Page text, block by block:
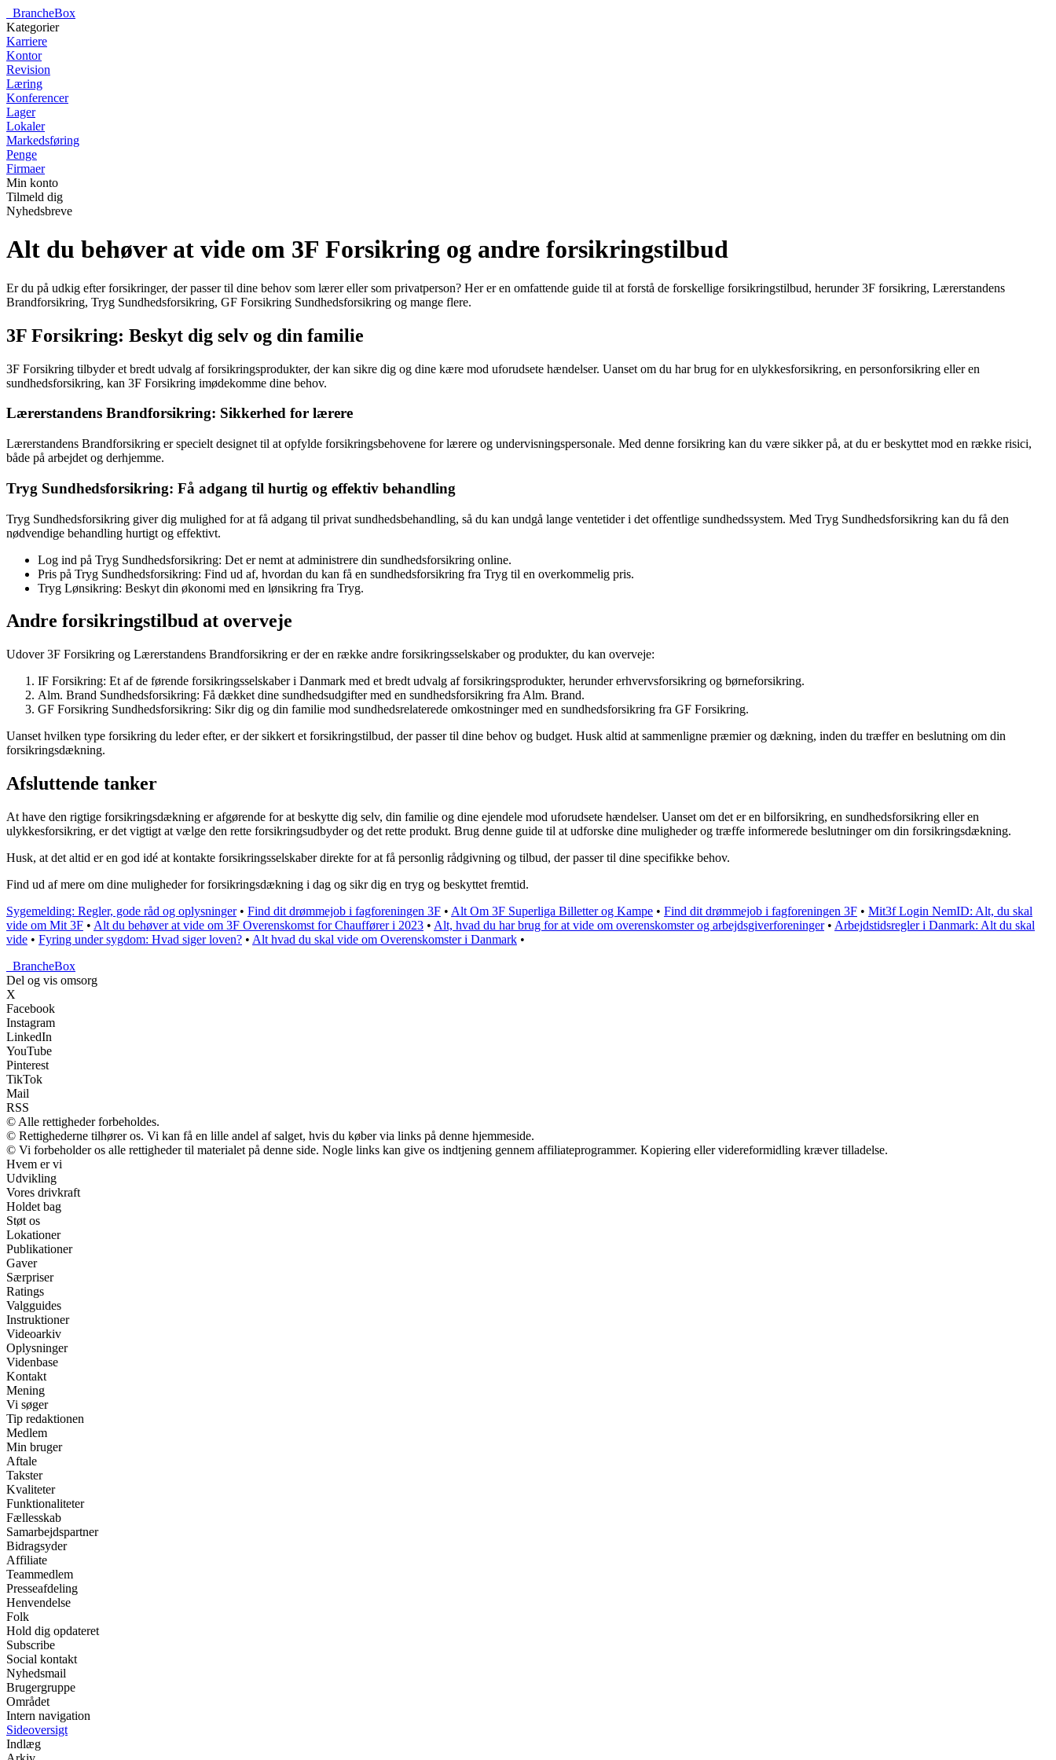
BrancheBox
Kategorier
Karriere
Kontor
Revision
Læring
Konferencer
Lager
Lokaler
Markedsføring
Penge
Firmaer
Min konto
Tilmeld dig
Nyhedsbreve
Alt du behøver at vide om 3F Forsikring og andre forsikringstilbud
Er du på udkig efter forsikringer, der passer til dine behov som lærer eller som privatperson? Her er en omfattende guide til at forstå de forskellige forsikringstilbud, herunder 3F forsikring, Lærerstandens
Brandforsikring, Tryg Sundhedsforsikring, GF Forsikring Sundhedsforsikring og mange flere.
3F Forsikring: Beskyt dig selv og din familie
3F Forsikring tilbyder et bredt udvalg af forsikringsprodukter, der kan sikre dig og dine kære mod uforudsete hændelser. Uanset om du har brug for en ulykkesforsikring, en personforsikring eller en
sundhedsforsikring, kan 3F Forsikring imødekomme dine behov.
Lærerstandens Brandforsikring: Sikkerhed for lærere
Lærerstandens Brandforsikring er specielt designet til at opfylde forsikringsbehovene for lærere og undervisningspersonale. Med denne forsikring kan du være sikker på, at du er beskyttet mod en række risici,
både på arbejdet og derhjemme.
Tryg Sundhedsforsikring: Få adgang til hurtig og effektiv behandling
Tryg Sundhedsforsikring giver dig mulighed for at få adgang til privat sundhedsbehandling, så du kan undgå lange ventetider i det offentlige sundhedssystem. Med Tryg Sundhedsforsikring kan du få den
nødvendige behandling hurtigt og effektivt.
Log ind på Tryg Sundhedsforsikring: Det er nemt at administrere din sundhedsforsikring online.
Pris på Tryg Sundhedsforsikring: Find ud af, hvordan du kan få en sundhedsforsikring fra Tryg til en overkommelig pris.
Tryg Lønsikring: Beskyt din økonomi med en lønsikring fra Tryg.
Andre forsikringstilbud at overveje
Udover 3F Forsikring og Lærerstandens Brandforsikring er der en række andre forsikringsselskaber og produkter, du kan overveje:
IF Forsikring: Et af de førende forsikringsselskaber i Danmark med et bredt udvalg af forsikringsprodukter, herunder erhvervsforsikring og børneforsikring.
Alm. Brand Sundhedsforsikring: Få dækket dine sundhedsudgifter med en sundhedsforsikring fra Alm. Brand.
GF Forsikring Sundhedsforsikring: Sikr dig og din familie mod sundhedsrelaterede omkostninger med en sundhedsforsikring fra GF Forsikring.
Uanset hvilken type forsikring du leder efter, er der sikkert et forsikringstilbud, der passer til dine behov og budget. Husk altid at sammenligne præmier og dækning, inden du træffer en beslutning om din
forsikringsdækning.
Afsluttende tanker
At have den rigtige forsikringsdækning er afgørende for at beskytte dig selv, din familie og dine ejendele mod uforudsete hændelser. Uanset om det er en bilforsikring, en sundhedsforsikring eller en
ulykkesforsikring, er det vigtigt at vælge den rette forsikringsudbyder og det rette produkt. Brug denne guide til at udforske dine muligheder og træffe informerede beslutninger om din forsikringsdækning.
Husk, at det altid er en god idé at kontakte forsikringsselskaber direkte for at få personlig rådgivning og tilbud, der passer til dine specifikke behov.
Find ud af mere om dine muligheder for forsikringsdækning i dag og sikr dig en tryg og beskyttet fremtid.
Sygemelding: Regler, gode råd og oplysninger• Find dit drømmejob i fagforeningen 3F • Alt Om 3F Superliga Billetter og Kampe • Find dit drømmejob i fagforeningen 3F • Mit3f Login NemID: Alt, du skal
vide om Mit 3F • Alt du behøver at vide om 3F Overenskomst for Chauffører i 2023 • Alt, hvad du har brug for at vide om overenskomster og arbejdsgiverforeninger• Arbejdstidsregler i Danmark: Alt du skal
vide • Fyring under sygdom: Hvad siger loven? • Alt hvad du skal vide om Overenskomster i Danmark •
BrancheBox
Del og vis omsorg
X
Facebook
Instagram
LinkedIn
YouTube
Pinterest
TikTok
Mail
RSS
© Alle rettigheder forbeholdes.
© Rettighederne tilhører os. Vi kan få en lille andel af salget, hvis du køber via links på denne hjemmeside.
© Vi forbeholder os alle rettigheder til materialet på denne side. Nogle links kan give os indtjening gennem affiliateprogrammer. Kopiering eller videreformidling kræver tilladelse.
Hvem er vi
Udvikling
Vores drivkraft
Holdet bag
Støt os
Lokationer
Publikationer
Gaver
Særpriser
Ratings
Valgguides
Instruktioner
Videoarkiv
Oplysninger
Videnbase
Kontakt
Mening
Vi søger
Tip redaktionen
Medlem
Min bruger
Aftale
Takster
Kvaliteter
Funktionaliteter
Fællesskab
Samarbejdspartner
Bidragsyder
Affiliate
Teammedlem
Presseafdeling
Henvendelse
Folk
Hold dig opdateret
Subscribe
Social kontakt
Nyhedsmail
Brugergruppe
Området
Intern navigation
Sideoversigt
Indlæg